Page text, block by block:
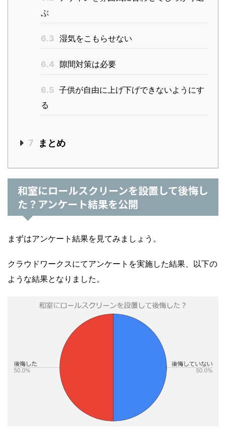
ぶ
6.3 湿気をこもらせない
6.4 隙間対策は必要
6.5 子供が自由に上げ下げできないようにす
る
7 まとめ
和室にロールスクリーンを設置して後悔し
た？アンケート結果を公開
まずはアンケート結果を見てみましょう。
クラウドワークスにてアンケートを実施した結果、以下の
ような結果となりました。